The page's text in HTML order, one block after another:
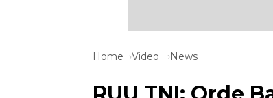
Home Video News